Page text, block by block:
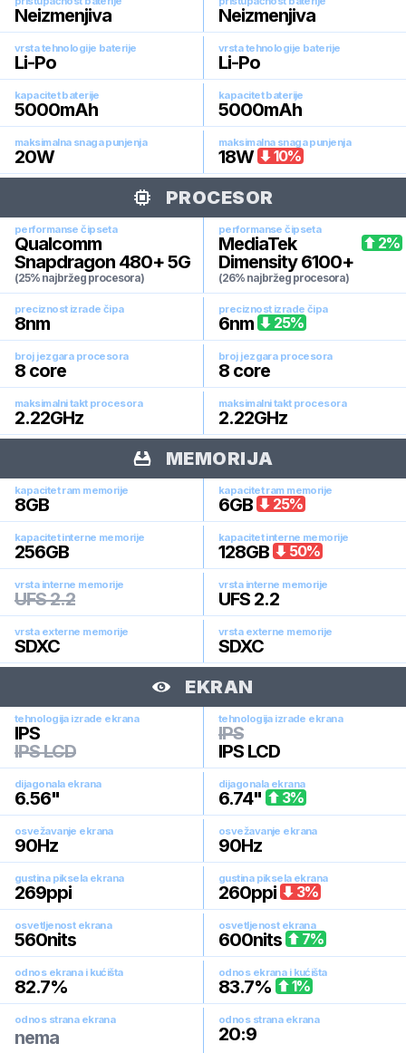
Neizmenjiva Neizmenjiva
vrsta tehnologije baterije
Li-Po
vrsta tehnologije baterije
Li-Po
kapacitet baterije
5000mAh
kapacitet baterije
5000mAh
maksimalna snaga punjenja
20W
maksimalna snaga punjenja
18W 10%
PROCESOR
performanse čipseta
Qualcomm
Snapdragon 480+ 5G
(25% najbržeg procesora)
performanse čipseta
MediaTek
Dimensity 6100+
(26% najbržeg procesora)
2%
preciznost izrade čipa
8nm
preciznost izrade čipa
6nm 25%
broj jezgara procesora
8 core
broj jezgara procesora
8 core
maksimalni takt procesora
2.22GHz
maksimalni takt procesora
2.22GHz
MEMORIJA
kapacitet ram memorije
8GB
kapacitet ram memorije
6GB 25%
kapacitet interne memorije
256GB
kapacitet interne memorije
128GB 50%
vrsta interne memorije
UFS 2.2
vrsta interne memorije
UFS 2.2
vrsta externe memorije
SDXC
vrsta externe memorije
SDXC
EKRAN
tehnologija izrade ekrana
IPS
IPS LCD
tehnologija izrade ekrana
IPS
IPS LCD
dijagonala ekrana
6.56"
dijagonala ekrana
6.74" 3%
osvežavanje ekrana
90Hz
osvežavanje ekrana
90Hz
gustina piksela ekrana
269ppi
gustina piksela ekrana
260ppi 3%
osvetljenost ekrana
560nits
osvetljenost ekrana
600nits 7%
odnos ekrana i kućišta
82.7%
odnos ekrana i kućišta
83.7% 1%
odnos strana ekrana
nema
odnos strana ekrana
20:9